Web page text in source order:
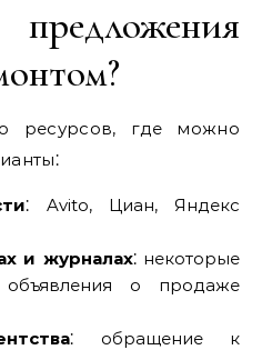
ресурсов‚ где можно
⁚ Avito‚ Циан‚ Яндекс
и журналах⁚ некоторые
объявления о продаже
⁚ обращение к